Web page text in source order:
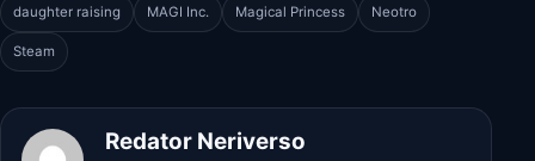
daughter raising MAGI Inc. Magical Princess Neotro
Steam
Redator Neriverso